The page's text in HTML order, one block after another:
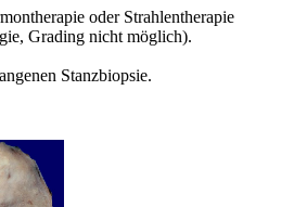
oder Strahlentherapie
Grading nicht möglich).
Stanzbiopsie.